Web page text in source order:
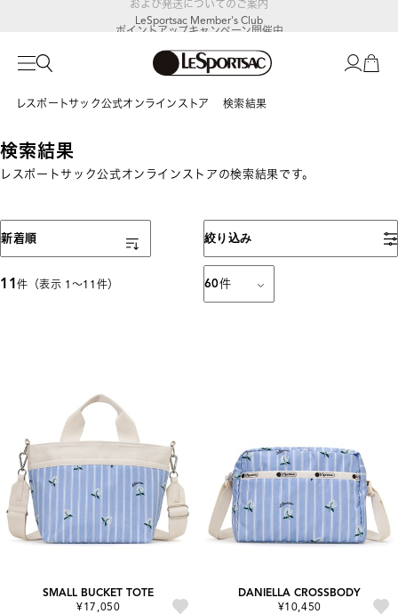
LeSportsac Member's Club
ポイントアップキャンペーン開催中
レスポートサック公式オンラインストア 検索結果
検索結果
レスポートサック公式オンラインストアの検索結果です。
絞り込み
11件（表示 1〜11件） 60件
表示順
新着順
SMALL BUCKET TOTE
¥17,050
DANIELLA CROSSBODY
¥10,450